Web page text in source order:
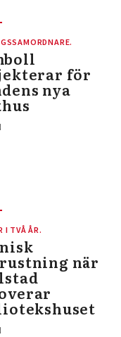
för
nya
I TVÅ ÅR.
när